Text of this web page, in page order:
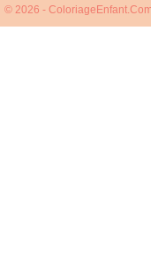
© 2026 - ColoriageEnfant.Com